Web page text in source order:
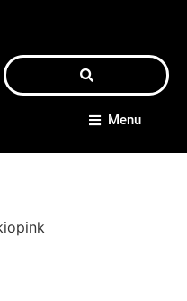
Menu